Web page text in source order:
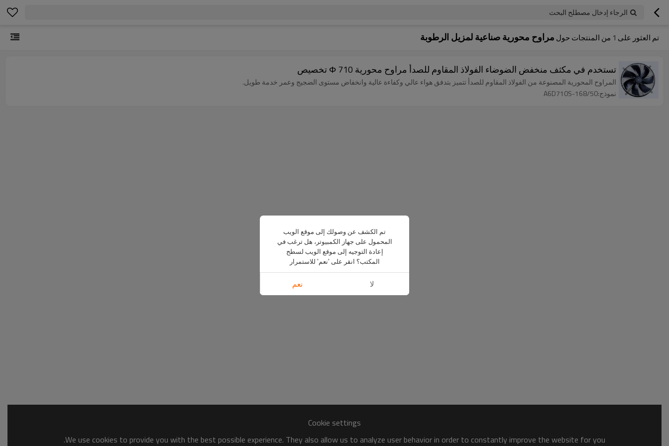
الرجاء إدخال مصطلح البحث
تم العثور على 1 من المنتجات حول مراوح محورية صناعية لمزيل الرطوبة
تستخدم في مكثف منخفض الضوضاء الفولاذ المقاوم للصدأ مراوح محورية Φ 710 تخصيص
المراوح المحورية المصنوعة من الفولاذ المقاوم للصدأ تتميز بتدفق هواء عالي وكفاءة عالية وانخفاض مستوى الضجيج وعمر خدمة طويل.
نموذج:A6D710S-168/50
Cookie settings
We use cookies to provide you with the best possible experience. They also allow us to analyze user behavior in order to constantly improve the website for you.
تم الكشف عن وصولك إلى موقع الويب
المحمول على جهاز الكمبيوتر، هل ترغب في
إعادة التوجيه إلى موقع الويب لسطح
المكتب؟ انقر على 'نعم' للاستمرار
لا نعم